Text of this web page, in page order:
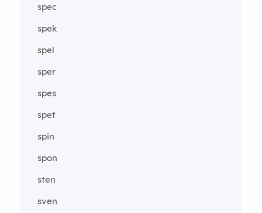
spec
spek
spel
sper
spes
spet
spin
spon
sten
sven